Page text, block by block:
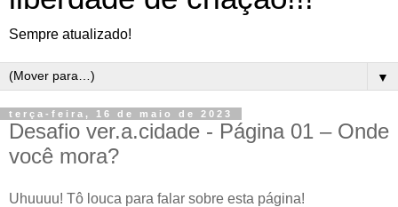
Sempre atualizado!
▼
terça-feira, 16 de maio de 2023
Desafio ver.a.cidade - Página 01 – Onde
você mora?
Uhuuuu! Tô louca para falar sobre esta página!